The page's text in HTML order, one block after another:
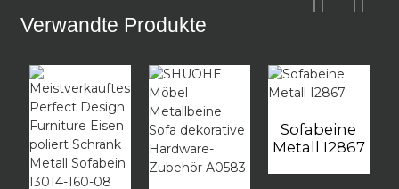
Verwandte Produkte
Sofabeine
Metall I2867